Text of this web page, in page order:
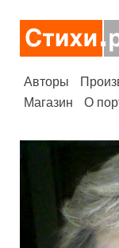
Авторы
Магазин
О